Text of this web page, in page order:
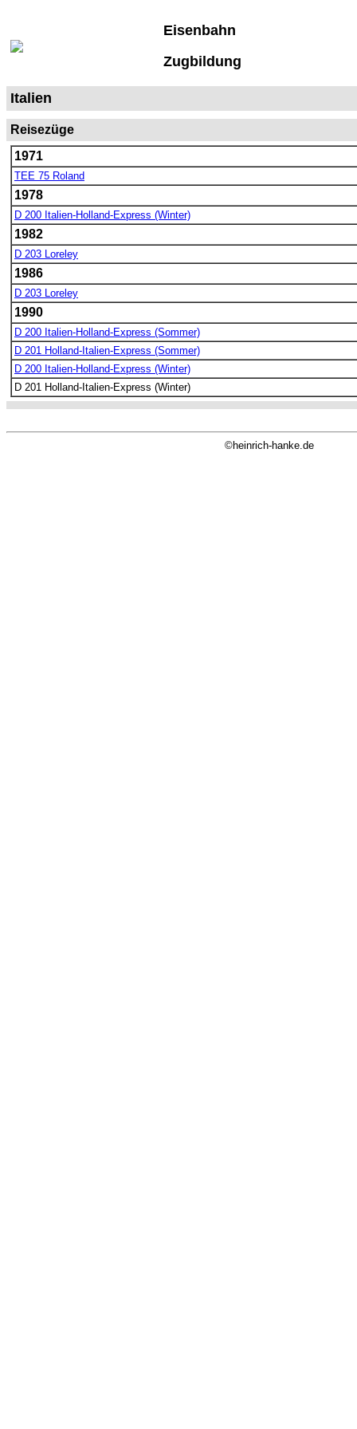
Eisenbahn
Zugbildung
Italien
Reisezüge
1971
TEE 75 Roland
1978
D 200 Italien-Holland-Express (Winter)
1982
D 203 Loreley
1986
D 203 Loreley
1990
D 200 Italien-Holland-Express (Sommer)
D 201 Holland-Italien-Express (Sommer)
D 200 Italien-Holland-Express (Winter)
D 201 Holland-Italien-Express (Winter)
©heinrich-hanke.de